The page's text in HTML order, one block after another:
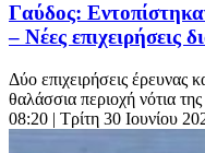
Γαύδος:
– Νέες επιχειρήσεις
Δύο επιχειρήσεις έρευνας
θαλάσσια περιοχή νότια
08:20 | Τρίτη 30 Ιουνίου